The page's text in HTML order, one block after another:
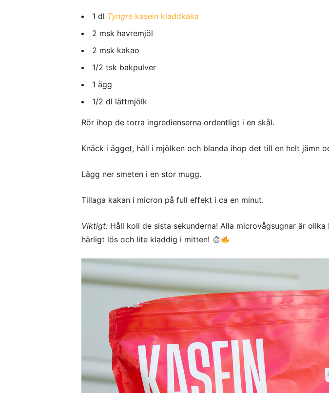
1 dl Tyngre kasein kladdkaka
2 msk havremjöl
2 msk kakao
1/2 tsk bakpulver
1 ägg
1/2 dl lättmjölk
Rör ihop de torra ingredienserna ordentligt i en skål.
Knäck i ägget, häll i mjölken och blanda ihop det till en helt jämn
Lägg ner smeten i en stor mugg.
Tillaga kakan i micron på full effekt i ca en minut.
Viktigt: Håll koll de sista sekunderna! Alla microvågsugnar är
härligt lös och lite kladdig i mitten!